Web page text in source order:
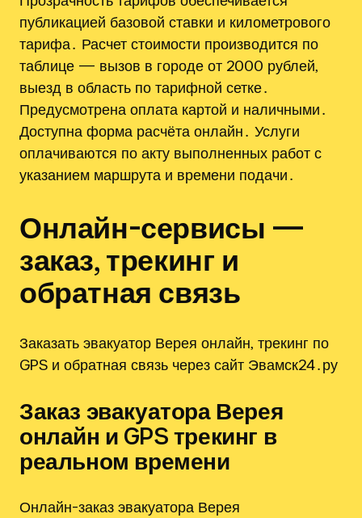
публикацией базовой ставки и километрового
тарифа․ Расчет стоимости производится по
таблице — вызов в городе от 2000 рублей‚
выезд в область по тарифной сетке․
Предусмотрена оплата картой и наличными․
Доступна форма расчёта онлайн․ Услуги
оплачиваются по акту выполненных работ с
указанием маршрута и времени подачи․
Онлайн-сервисы —
заказ‚ трекинг и
обратная связь
Заказать эвакуатор Верея онлайн‚ трекинг по
GPS и обратная связь через сайт Эвамск24․ру
Заказ эвакуатора Верея
онлайн и GPS трекинг в
реальном времени
Онлайн-заказ эвакуатора Верея